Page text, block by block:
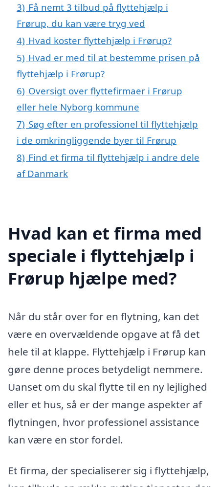
3) Få nemt 3 tilbud på flyttehjælp i
Frørup, du kan være tryg ved
4) Hvad koster flyttehjælp i Frørup?
5) Hvad er med til at bestemme prisen på
flyttehjælp i Frørup?
6) Oversigt over flyttefirmaer i Frørup
eller hele Nyborg kommune
7) Søg efter en professionel til flyttehjælp
i de omkringliggende byer til Frørup
8) Find et firma til flyttehjælp i andre dele
af Danmark
Hvad kan et firma med
speciale i flyttehjælp i
Frørup hjælpe med?
Når du står over for en flytning, kan det
være en overvældende opgave at få det
hele til at klappe. Flyttehjælp i Frørup kan
gøre denne proces betydeligt nemmere.
Uanset om du skal flytte til en ny lejlighed
eller et hus, så er der mange aspekter af
flytningen, hvor professionel assistance
kan være en stor fordel.
Et firma, der specialiserer sig i flyttehjælp,